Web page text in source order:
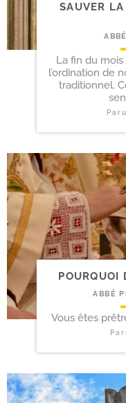
SAUVER
La fin du
l’ordination de
traditionnel.
POURQUOI
ABBÉ
Vous êtes